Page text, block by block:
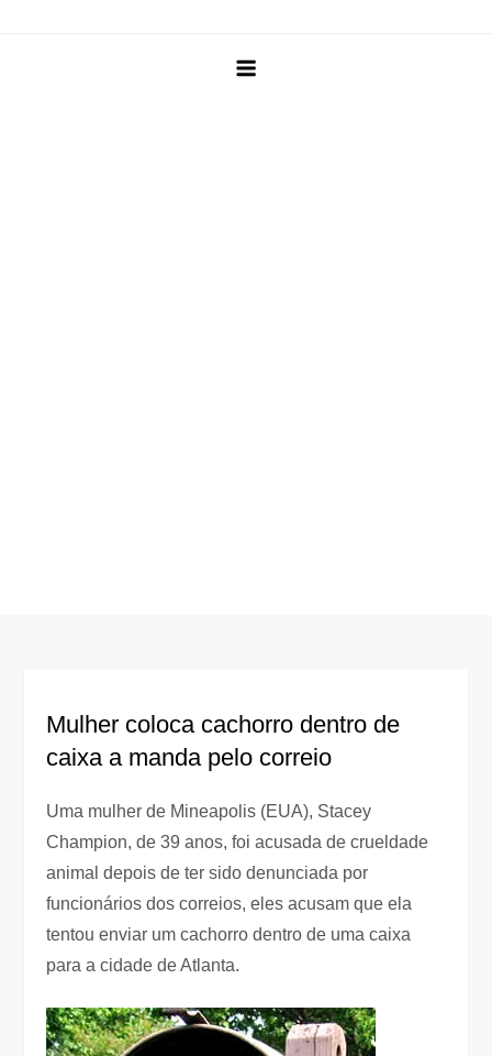
Mulher coloca cachorro dentro de
caixa a manda pelo correio
Uma mulher de Mineapolis (EUA), Stacey
Champion, de 39 anos, foi acusada de crueldade
animal depois de ter sido denunciada por
funcionários dos correios, eles acusam que ela
tentou enviar um cachorro dentro de uma caixa
para a cidade de Atlanta.